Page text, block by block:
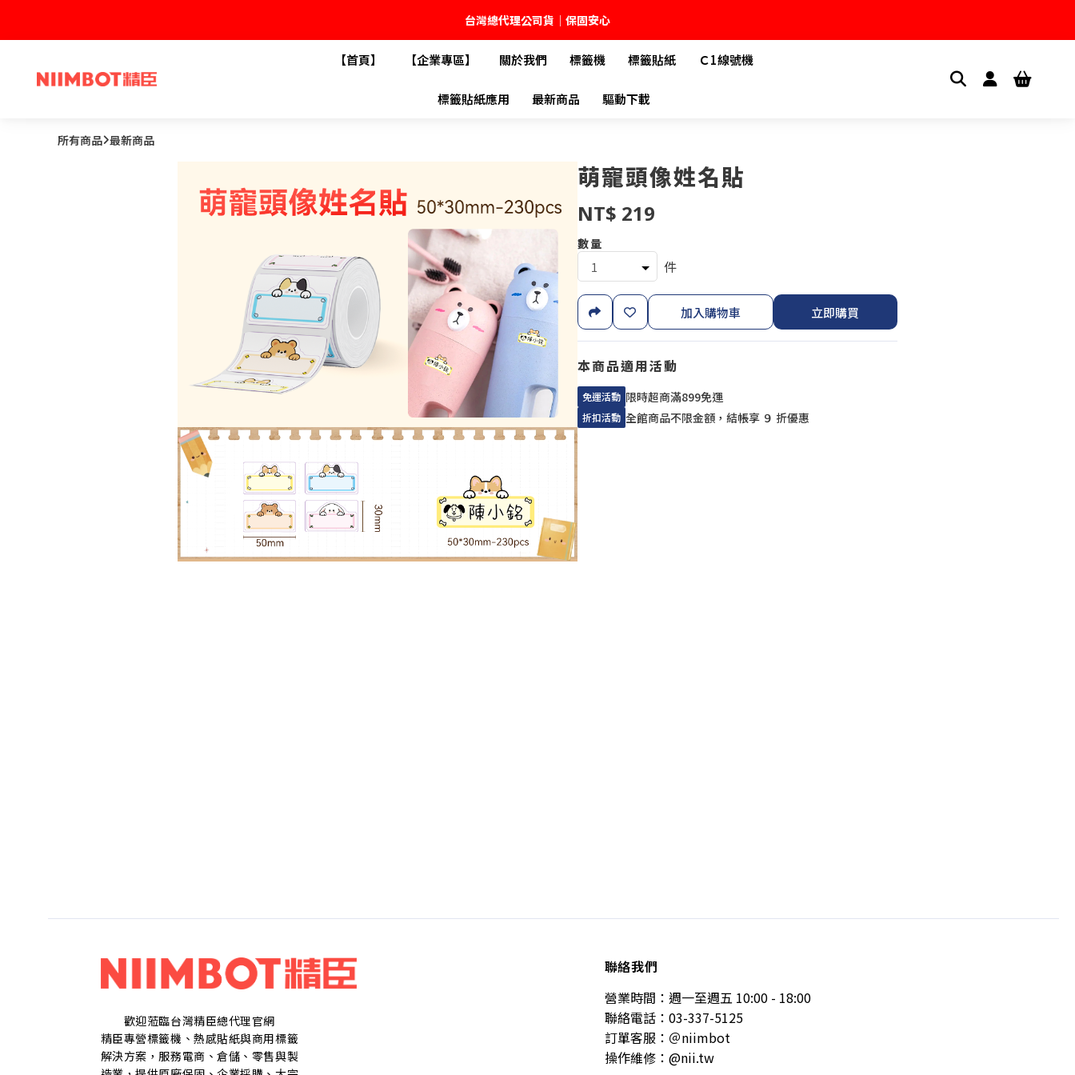
台灣總代理公司貨｜保固安心
🚚 全館現貨供應｜快速出貨不久等
💬 加入官方 LINE｜不定期領取專屬優惠
【首頁】 【企業專區】 關於我們 標籤機 標籤貼紙 Ｃ1線號機
標籤貼紙應用 最新商品 驅動下載
所有商品 最新商品
萌寵頭像姓名貼
NT$ 219
數量
件
加入購物車 立即購買
本商品適用活動
免運活動 限時超商滿899免運
折扣活動 全館商品不限金額，結帳享 ９ 折優惠
歡迎蒞臨台灣精臣總代理官網
精臣專營標籤機、熱感貼紙與商用標籤
解決方案，服務電商、倉儲、零售與製
聯絡我們
營業時間：週一至週五 10:00 - 18:00
聯絡電話：03-337-5125
訂單客服：＠niimbot
操作維修：@nii.tw